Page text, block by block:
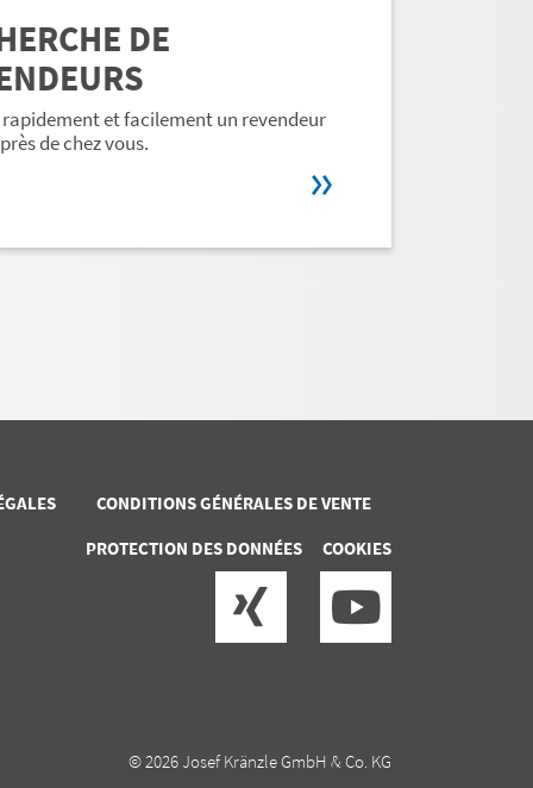
DE
rapidement et facilement un revendeur
de chez vous.
CONDITIONS GÉNÉRALES DE VENTE
PROTECTION DES DONNÉES
COOKIES
© 2026 Josef Kränzle GmbH & Co. KG